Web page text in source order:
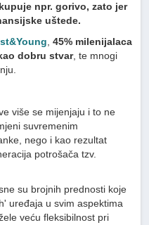
npr. gorivo, zato jer
uštede.
45% milenijalaca
dobru stvar, te mnogi
više se mijenjaju i to ne
suvremenim
nego i kao rezultat
potrošača tzv.
su brojnih prednosti koje
uređaja u svim aspektima
veću fleksibilnost pri